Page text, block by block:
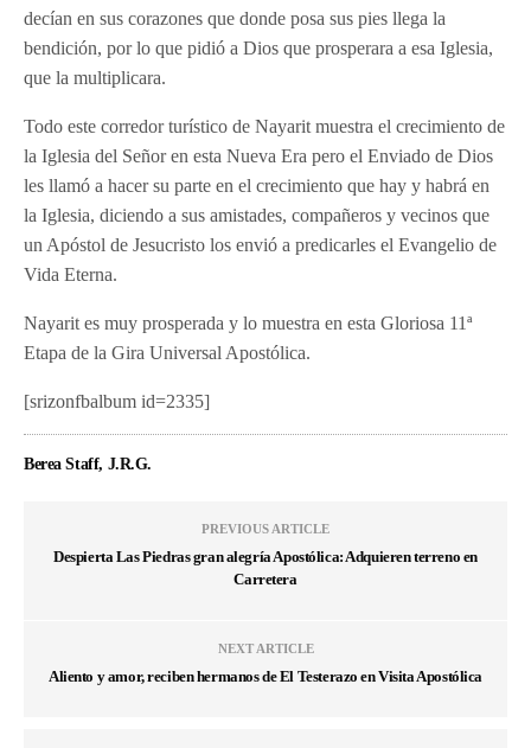
decían en sus corazones que donde posa sus pies llega la
bendición, por lo que pidió a Dios que prosperara a esa Iglesia,
que la multiplicara.
Todo este corredor turístico de Nayarit muestra el crecimiento de
la Iglesia del Señor en esta Nueva Era pero el Enviado de Dios
les llamó a hacer su parte en el crecimiento que hay y habrá en
la Iglesia, diciendo a sus amistades, compañeros y vecinos que
un Apóstol de Jesucristo los envió a predicarles el Evangelio de
Vida Eterna.
Nayarit es muy prosperada y lo muestra en esta Gloriosa 11ª
Etapa de la Gira Universal Apostólica.
[srizonfbalbum id=2335]
Berea Staff, J.R.G.
PREVIOUS ARTICLE
Despierta Las Piedras gran alegría Apostólica: Adquieren terreno en
Carretera
NEXT ARTICLE
Aliento y amor, reciben hermanos de El Testerazo en Visita Apostólica